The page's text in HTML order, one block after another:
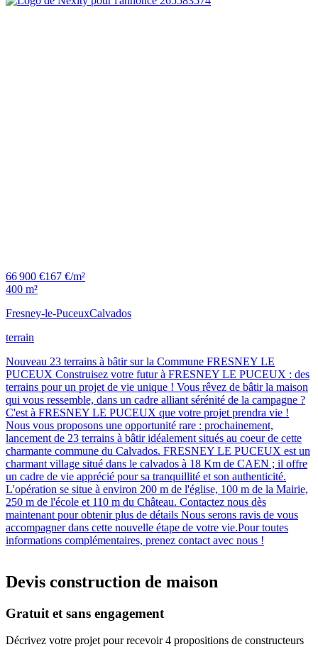
66 900 €167 €/m²
400 m²
Fresney-le-PuceuxCalvados
terrain
Nouveau 23 terrains à bâtir sur la Commune FRESNEY LE
PUCEUX Construisez votre futur à FRESNEY LE PUCEUX : des
terrains pour un projet de vie unique ! Vous rêvez de bâtir la maison
qui vous ressemble, dans un cadre alliant sérénité de la campagne ?
C'est à FRESNEY LE PUCEUX que votre projet prendra vie !
Nous vous proposons une opportunité rare : prochainement,
lancement de 23 terrains à bâtir idéalement situés au coeur de cette
charmante commune du Calvados. FRESNEY LE PUCEUX est un
charmant village situé dans le calvados à 18 Km de CAEN ; il offre
un cadre de vie apprécié pour sa tranquillité et son authenticité.
L'opération se situe à environ 200 m de l'église, 100 m de la Mairie,
250 m de l'école et 110 m du Château. Contactez nous dès
maintenant pour obtenir plus de détails Nous serons ravis de vous
accompagner dans cette nouvelle étape de votre vie.Pour toutes
informations complémentaires, prenez contact avec nous !
Devis construction de maison
Gratuit et sans engagement
Décrivez votre projet pour recevoir 4 propositions de constructeurs